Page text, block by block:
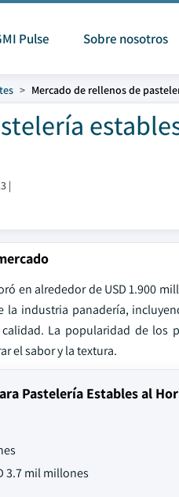
Pulse Sobre nosotros
Mercado de rellenos de
|
en alrededor de USD 1.900
la industria panadería,
La popularidad de los
el sabor y la textura.
Pastelería Estables al
3.7 mil millones